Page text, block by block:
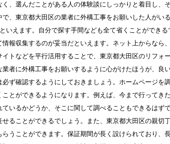
、選んだことがある人の体験談にしっかりと着目し、
、東京都大田区の業者に外構工事をお願いした人がい
いえます。自分で探す手間なども全て省くことができ
報収集するのが妥当だといえます。ネット上からなら
トなどを平行活用することで、東京都大田区のリフォ
者に外構工事をお願いするように心がけたほうが、良
ず確認するようにしておきましょう。ホームページを
とができるようになります。例えば、今まで行ってき
いるかどうか、そこに関して調べることもできるはず
ることができるでしょう。また、東京都大田区の親切
うことができます。保証期間が長く設けられており、